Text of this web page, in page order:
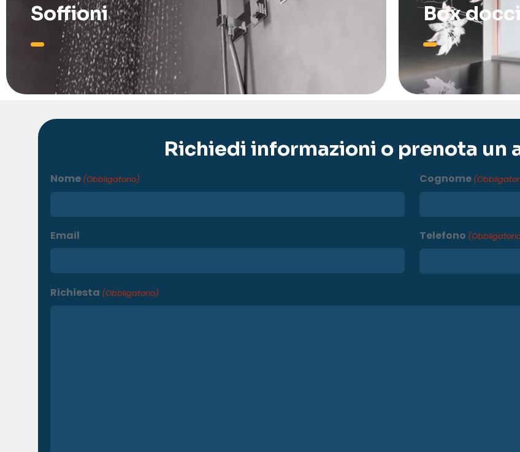
Soffioni Box
Richiedi informazioni o prenota un
Nome (Obbligatorio) Cognome
Email Telefono
Richiesta (Obbligatorio)